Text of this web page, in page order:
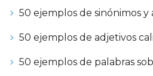
50 ejemplos de sinónimos y
50 ejemplos de adjetivos
50 ejemplos de palabras